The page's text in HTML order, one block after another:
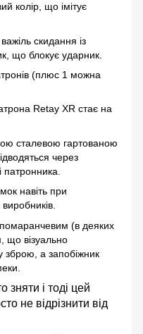
колір, що імітує
скидання із
що блокує ударник.
(плюс 1 можна
Retay XR стає на
сталевою гартованою
через
навіть при
(в деяких
що візуально
зброю, а запобіжник
зняти і тоді цей
не відрізнити від